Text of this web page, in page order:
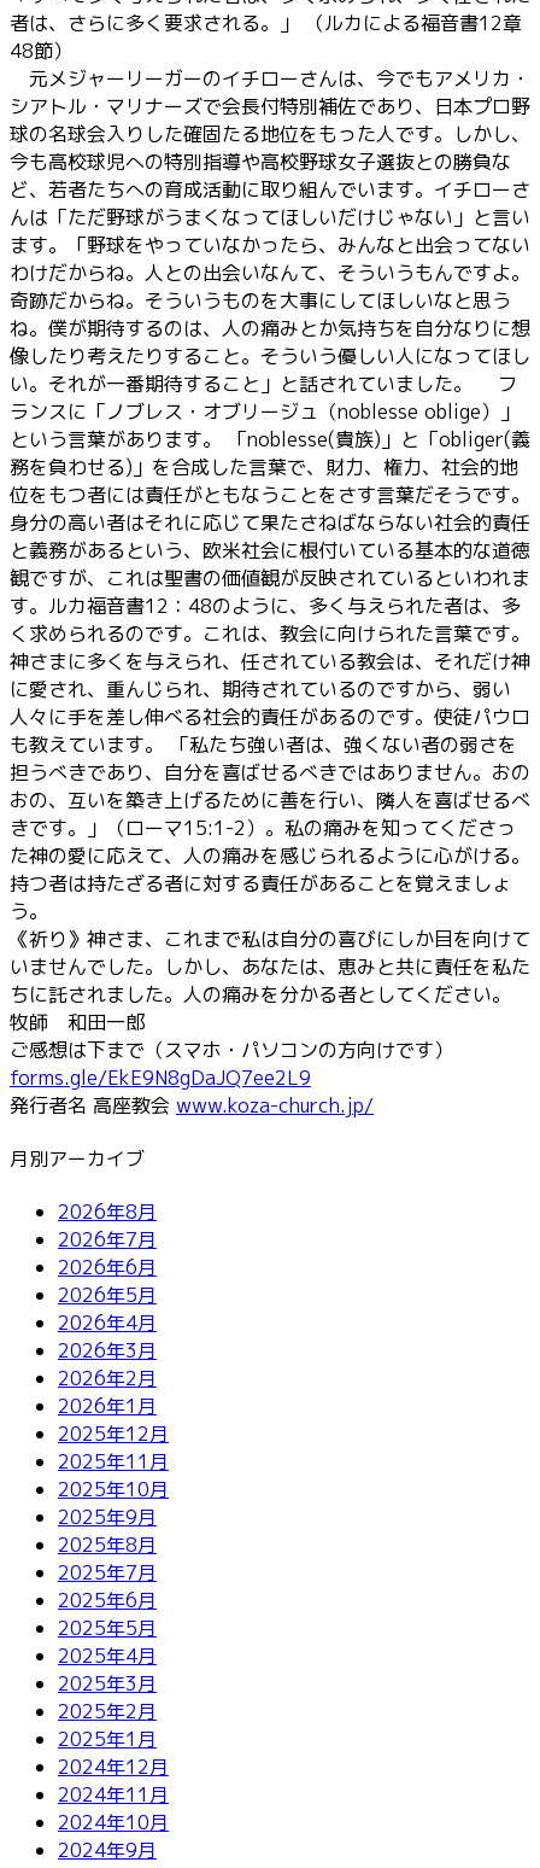
者は、さらに多く要求される。」 （ルカによる福音書12章
48節）
元メジャーリーガーのイチローさんは、今でもアメリカ・
シアトル・マリナーズで会長付特別補佐であり、日本プロ野
球の名球会入りした確固たる地位をもった人です。しかし、
今も高校球児への特別指導や高校野球女子選抜との勝負な
ど、若者たちへの育成活動に取り組んでいます。イチローさ
んは「ただ野球がうまくなってほしいだけじゃない」と言い
ます。「野球をやっていなかったら、みんなと出会ってない
わけだからね。人との出会いなんて、そういうもんですよ。
奇跡だからね。そういうものを大事にしてほしいなと思う
ね。僕が期待するのは、人の痛みとか気持ちを自分なりに想
像したり考えたりすること。そういう優しい人になってほし
い。それが一番期待すること」と話されていました。 フ
ランスに「ノブレス・オブリージュ（noblesse oblige）」
という言葉があります。 「noblesse(貴族)」と「obliger(義
務を負わせる)」を合成した言葉で、財力、権力、社会的地
位をもつ者には責任がともなうことをさす言葉だそうです。
身分の高い者はそれに応じて果たさねばならない社会的責任
と義務があるという、欧米社会に根付いている基本的な道徳
観ですが、これは聖書の価値観が反映されているといわれま
す。ルカ福音書12：48のように、多く与えられた者は、多
く求められるのです。これは、教会に向けられた言葉です。
神さまに多くを与えられ、任されている教会は、それだけ神
に愛され、重んじられ、期待されているのですから、弱い
人々に手を差し伸べる社会的責任があるのです。使徒パウロ
も教えています。 「私たち強い者は、強くない者の弱さを
担うべきであり、自分を喜ばせるべきではありません。おの
おの、互いを築き上げるために善を行い、隣人を喜ばせるべ
きです。」（ローマ15:1-2）。私の痛みを知ってくださっ
た神の愛に応えて、人の痛みを感じられるように心がける。
持つ者は持たざる者に対する責任があることを覚えましょ
う。
《祈り》神さま、これまで私は自分の喜びにしか目を向けて
いませんでした。しかし、あなたは、恵みと共に責任を私た
ちに託されました。人の痛みを分かる者としてください。
牧師 和田一郎
ご感想は下まで（スマホ・パソコンの方向けです）
forms.gle/EkE9N8gDaJQ7ee2L9
発行者名 高座教会 www.koza-church.jp/
月別アーカイブ
2026年8月
2026年7月
2026年6月
2026年5月
2026年4月
2026年3月
2026年2月
2026年1月
2025年12月
2025年11月
2025年10月
2025年9月
2025年8月
2025年7月
2025年6月
2025年5月
2025年4月
2025年3月
2025年2月
2025年1月
2024年12月
2024年11月
2024年10月
2024年9月